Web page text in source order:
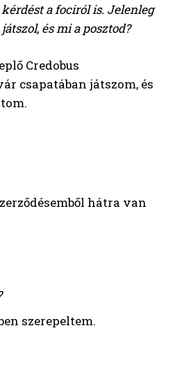
a fociról is. Jelenleg
és mi a posztod?
Credobus
csapatában játszom, és
hátra van
szerepeltem.